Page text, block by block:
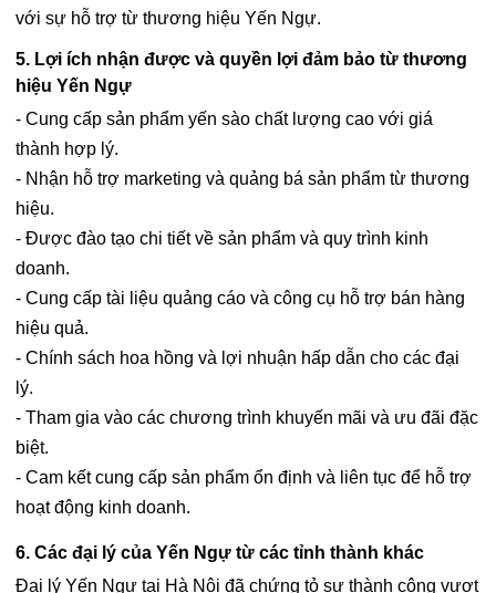
với sự hỗ trợ từ thương hiệu Yến Ngự.
5. Lợi ích nhận được và quyền lợi đảm bảo từ thương
hiệu Yến Ngự
- Cung cấp sản phẩm yến sào chất lượng cao với giá
thành hợp lý.
- Nhận hỗ trợ marketing và quảng bá sản phẩm từ thương
hiệu.
- Được đào tạo chi tiết về sản phẩm và quy trình kinh
doanh.
- Cung cấp tài liệu quảng cáo và công cụ hỗ trợ bán hàng
hiệu quả.
- Chính sách hoa hồng và lợi nhuận hấp dẫn cho các đại
lý.
- Tham gia vào các chương trình khuyến mãi và ưu đãi đặc
biệt.
- Cam kết cung cấp sản phẩm ổn định và liên tục để hỗ trợ
hoạt động kinh doanh.
6. Các đại lý của Yến Ngự từ các tỉnh thành khác
Đại lý Yến Ngự tại Hà Nội đã chứng tỏ sự thành công vượt